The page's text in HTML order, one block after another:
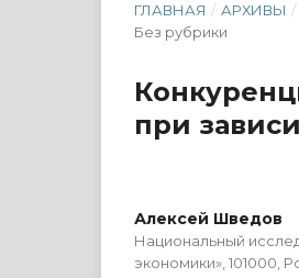
ГЛАВНАЯ / АРХИВЫ /
Без рубрики
при
Алексей Шведов
Национальный
экономики», 101000,